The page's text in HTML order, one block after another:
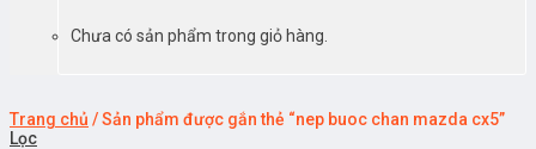
Chưa có sản phẩm trong giỏ hàng.
Trang chủ /Sản phẩm được gắn thẻ “nep buoc chan mazda cx5”
Lọc